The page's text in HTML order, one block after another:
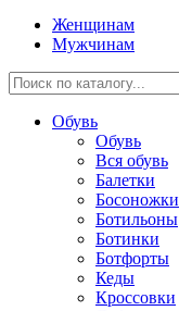
Женщинам
Мужчинам
Обувь
Обувь
Вся обувь
Балетки
Босоножки
Ботильоны
Ботинки
Ботфорты
Кеды
Кроссовки